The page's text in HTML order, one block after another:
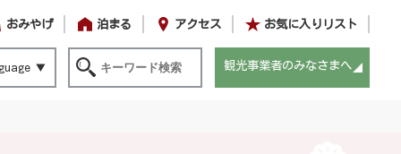
おみやげ 泊まる アクセス お気に入りリスト
観光事業者のみなさまへ